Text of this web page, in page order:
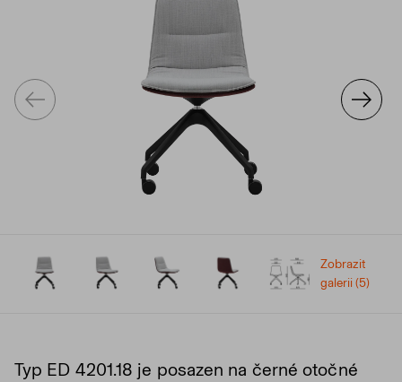
Zobrazit
galerii (5)
Typ ED 4201.18 je posazen na černé otočné